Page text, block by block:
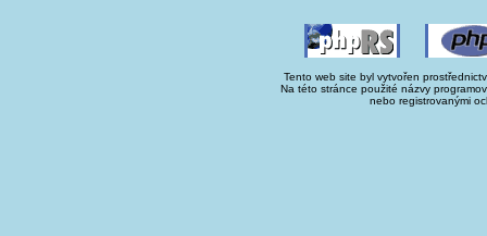
Tento web site byl vytvořen
Na této stránce použité názvy
nebo registrovanými